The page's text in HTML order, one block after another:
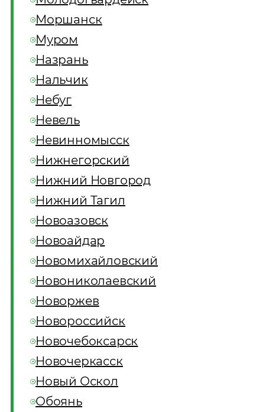
Моршанск
Муром
Назрань
Нальчик
Небуг
Невель
Невинномысск
Нижнегорский
Нижний Новгород
Нижний Тагил
Новоазовск
Новоайдар
Новомихайловский
Новониколаевский
Новоржев
Новороссийск
Новочебоксарск
Новочеркасск
Новый Оскол
Обоянь